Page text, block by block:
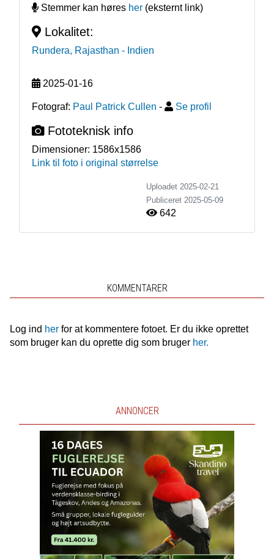
Stemmer kan høres her(eksternt link)
Lokalitet:
Rundera, Rajasthan - Indien
2025-01-16
Fotograf: Paul Patrick Cullen - Se profil
Fototeknisk info
Dimensioner: 1586x1586
Link til foto i original størrelse
Uploadet 2025-02-21
Publiceret 2025-05-09
642
KOMMENTARER
Log ind herfor at kommentere fotoet. Er du ikke oprettet
som bruger kan du oprette dig som bruger her.
ANNONCER